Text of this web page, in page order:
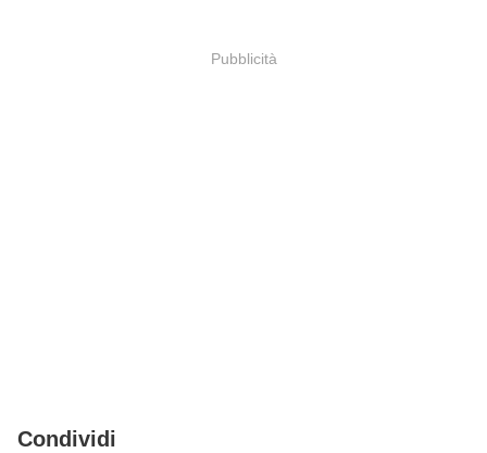
Pubblicità
Condividi